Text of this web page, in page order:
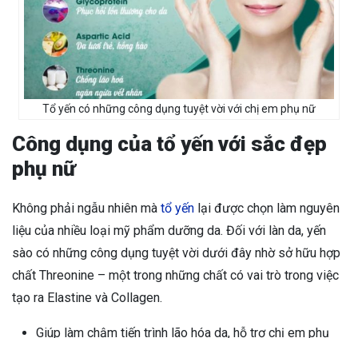
Tổ yến có những công dụng tuyệt vời với chị em phụ nữ
Công dụng của tổ yến với sắc đẹp
phụ nữ
Không phải ngẫu nhiên mà tổ yến lại được chọn làm nguyên
liệu của nhiều loại mỹ phẩm dưỡng da. Đối với làn da, yến
sào có những công dụng tuyệt vời dưới đây nhờ sở hữu hợp
chất Threonine – một trong những chất có vai trò trong việc
tạo ra Elastine và Collagen.
Giúp làm chậm tiến trình lão hóa da, hỗ trợ chị em phụ